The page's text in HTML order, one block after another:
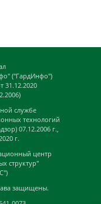
("ГардИнфо")
31.12.2020
службе
технологий
07.12.2006 г.,
г.
центр
структур"
защищены.